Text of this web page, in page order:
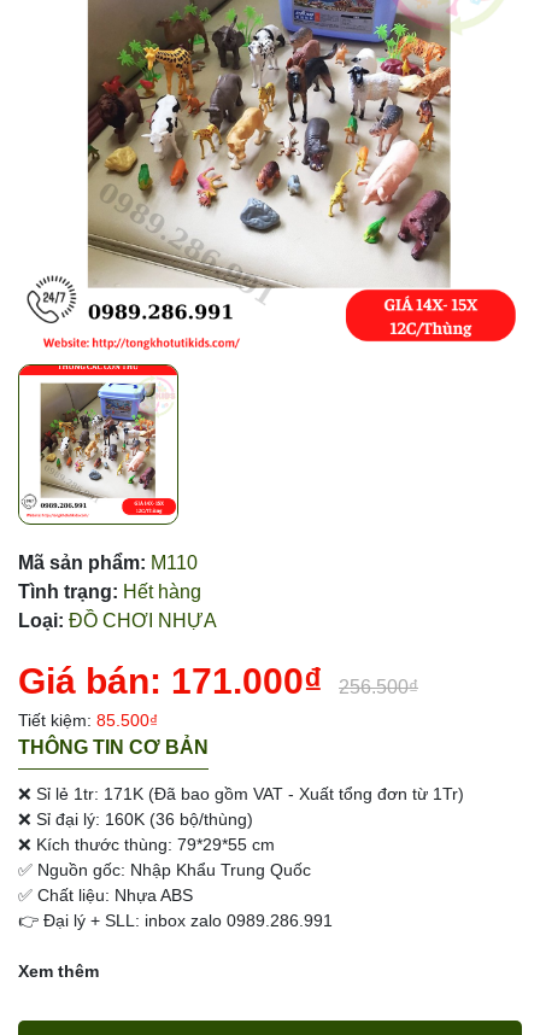
Mã sản phẩm: M110
Tình trạng: Hết hàng
Loại: ĐỒ CHƠI NHỰA
Giá bán: 171.000₫ 256.500₫
Tiết kiệm: 85.500₫
THÔNG TIN CƠ BẢN
❌ Sỉ lẻ 1tr: 171K (Đã bao gồm VAT - Xuất tổng đơn từ 1Tr)
❌ Sỉ đại lý: 160K (36 bộ/thùng)
❌ Kích thước thùng: 79*29*55 cm
✅ Nguồn gốc: Nhập Khẩu Trung Quốc
✅ Chất liệu: Nhựa ABS
👉 Đại lý + SLL: inbox zalo 0989.286.991
Xem thêm
Mã giảm giá:
Ngày hết hạn:
Điều kiện: